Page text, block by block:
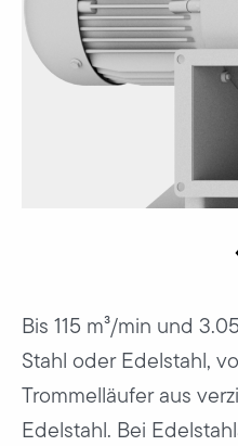
Bis 115 m³/min und
Stahl oder Edelstahl,
Trommelläufer aus
Edelstahl. Bei